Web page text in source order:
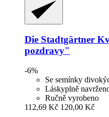
Die Stadtgärtner
pozdravy"
-6%
Se semínky
Láskyplně
Ručně vyrobeno
112,69 Kč 120,00 Kč